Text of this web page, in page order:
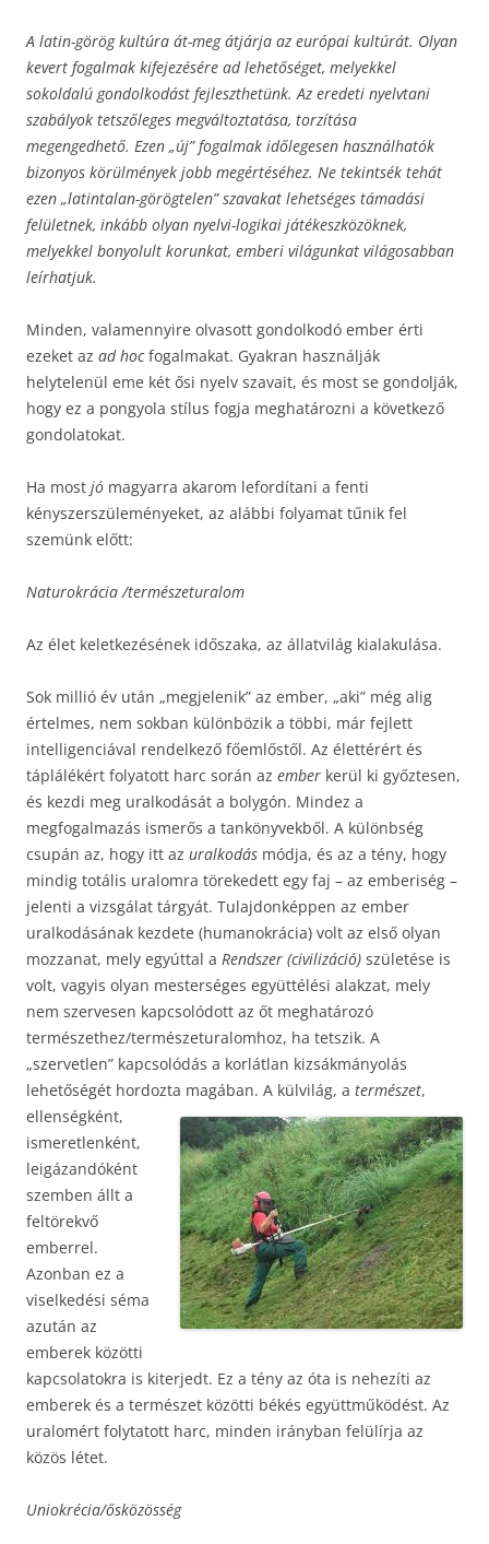
A latin-görög kultúra át-meg átjárja az európai kultúrát. Olyan
kevert fogalmak kifejezésére ad lehetőséget, melyekkel
sokoldalú gondolkodást fejleszthetünk. Az eredeti nyelvtani
szabályok tetszőleges megváltoztatása, torzítása
megengedhető. Ezen „új” fogalmak időlegesen használhatók
bizonyos körülmények jobb megértéséhez. Ne tekintsék tehát
ezen „latintalan-görögtelen” szavakat lehetséges támadási
felületnek, inkább olyan nyelvi-logikai játékeszközöknek,
melyekkel bonyolult korunkat, emberi világunkat világosabban
leírhatjuk.
Minden, valamennyire olvasott gondolkodó ember érti
ezeket az ad hocfogalmakat. Gyakran használják
helytelenül eme két ősi nyelv szavait, és most se gondolják,
hogy ez a pongyola stílus fogja meghatározni a következő
gondolatokat.
Ha most jó magyarra akarom lefordítani a fenti
kényszerszüleményeket, az alábbi folyamat tűnik fel
szemünk előtt:
Naturokrácia /természeturalom
Az élet keletkezésének időszaka, az állatvilág kialakulása.
Sok millió év után „megjelenik” az ember, „aki” még alig
értelmes, nem sokban különbözik a többi, már fejlett
intelligenciával rendelkező főemlőstől. Az élettérért és
táplálékért folyatott harc során az ember kerül ki győztesen,
és kezdi meg uralkodását a bolygón. Mindez a
megfogalmazás ismerős a tankönyvekből. A különbség
csupán az, hogy itt az uralkodás módja, és az a tény, hogy
mindig totális uralomra törekedett egy faj – az emberiség –
jelenti a vizsgálat tárgyát. Tulajdonképpen az ember
uralkodásának kezdete (humanokrácia) volt az első olyan
mozzanat, mely egyúttal a Rendszer (civilizáció) születése is
volt, vagyis olyan mesterséges együttélési alakzat, mely
nem szervesen kapcsolódott az őt meghatározó
természethez/természeturalomhoz, ha tetszik. A
„szervetlen” kapcsolódás a korlátlan kizsákmányolás
lehetőségét hordozta magában. A külvilág, a természet,
ellenségként,
ismeretlenként,
leigázandóként
szemben állt a
feltörekvő
emberrel.
Azonban ez a
viselkedési séma
azután az
emberek közötti
kapcsolatokra is kiterjedt. Ez a tény az óta is nehezíti az
emberek és a természet közötti békés együttműködést. Az
uralomért folytatott harc, minden irányban felülírja az
közös létet.
Uniokrécia/ősközösség